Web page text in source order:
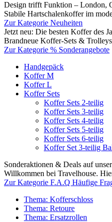
Design trifft Funktion – London,
Stabile Hartschalenkoffer im
Zur Kategorie Neuheiten
Jetzt neu: Die besten Koffer des
Brandneue Koffer-Sets &
Zur Kategorie % Sonderangebote
Handgepäck
Koffer M
Koffer L
Koffer Sets
Koffer Sets 2-teilig
Koffer Sets 3-teilig
Koffer Sets 4-teilig
Koffer Sets 5-teilig
Koffer Sets 6-teilig
Koffer Set 3-teilig
Sonderaktionen & Deals auf
Willkommen bei Travelhouse.
Zur Kategorie F.A.Q Häufige
Thema: Kofferschloss
Thema: Retoure
Thema: Ersatzrollen